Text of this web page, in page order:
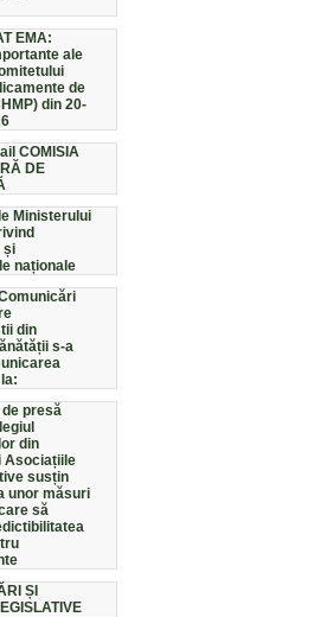
EMA:
ale
de
din 20-
COMISIA
DE
Ministerului
și
naționale
din
s-a
presă
din
Asociațiile
susțin
unor măsuri
să
ȘI